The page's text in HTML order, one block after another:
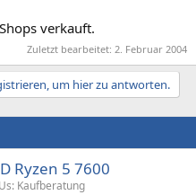
verkauft.
Zuletzt bearbeitet: 2. Februar 2004
um hier zu antworten.
Ryzen 5 7600
Kaufberatung